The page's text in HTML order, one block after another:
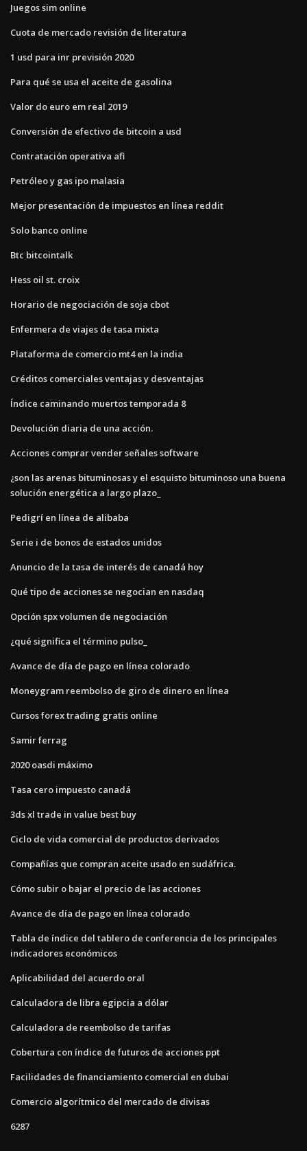
Juegos sim online
Cuota de mercado revisión de literatura
1 usd para inr previsión 2020
Para qué se usa el aceite de gasolina
Valor do euro em real 2019
Conversión de efectivo de bitcoin a usd
Contratación operativa afi
Petróleo y gas ipo malasia
Mejor presentación de impuestos en línea reddit
Solo banco online
Btc bitcointalk
Hess oil st. croix
Horario de negociación de soja cbot
Enfermera de viajes de tasa mixta
Plataforma de comercio mt4 en la india
Créditos comerciales ventajas y desventajas
Índice caminando muertos temporada 8
Devolución diaria de una acción.
Acciones comprar vender señales software
¿son las arenas bituminosas y el esquisto bituminoso una buena
solución energética a largo plazo_
Pedigrí en línea de alibaba
Serie i de bonos de estados unidos
Anuncio de la tasa de interés de canadá hoy
Qué tipo de acciones se negocian en nasdaq
Opción spx volumen de negociación
¿qué significa el término pulso_
Avance de día de pago en línea colorado
Moneygram reembolso de giro de dinero en línea
Cursos forex trading gratis online
Samir ferrag
2020 oasdi máximo
Tasa cero impuesto canadá
3ds xl trade in value best buy
Ciclo de vida comercial de productos derivados
Compañías que compran aceite usado en sudáfrica.
Cómo subir o bajar el precio de las acciones
Avance de día de pago en línea colorado
Tabla de índice del tablero de conferencia de los principales
indicadores económicos
Aplicabilidad del acuerdo oral
Calculadora de libra egipcia a dólar
Calculadora de reembolso de tarifas
Cobertura con índice de futuros de acciones ppt
Facilidades de financiamiento comercial en dubai
Comercio algorítmico del mercado de divisas
6287